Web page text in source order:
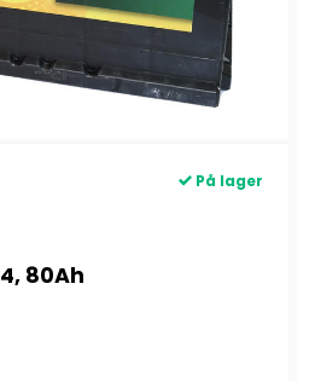
På lager
80Ah